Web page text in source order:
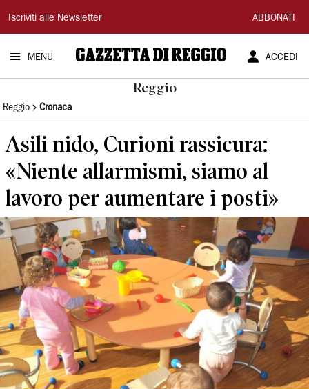
Gazzetta
di
Reggio
Iscriviti alle Newsletter ABBONATI
MENU ACCEDI
Reggio
Reggio Cronaca
Asili nido, Curioni rassicura:
«Niente allarmismi, siamo al
lavoro per aumentare i posti»